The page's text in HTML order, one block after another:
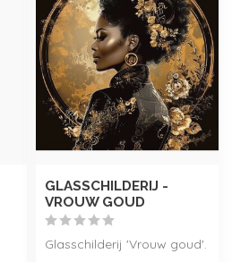
GLASSCHILDERIJ -
VROUW GOUD
Glasschilderij 'Vrouw goud'.